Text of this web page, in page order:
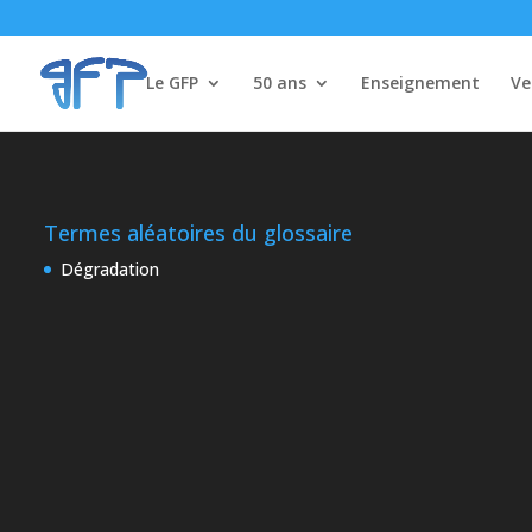
Le GFP 50 ans Enseignement
Termes aléatoires du glossaire
Dégradation